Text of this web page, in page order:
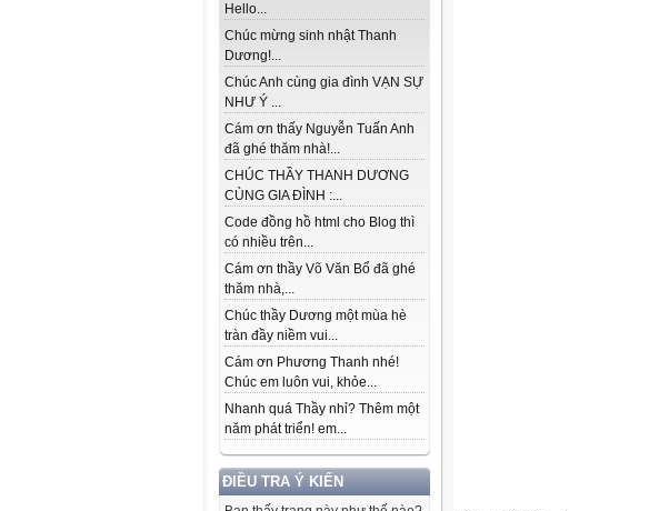
Hello...
Chúc mừng sinh nhật Thanh
Dương!...
Chúc Anh cùng gia đình VẠN SỰ
NHƯ Ý ...
Cám ơn thấy Nguyễn Tuấn Anh
đã ghé thăm nhà!...
CHÚC THẦY THANH DƯƠNG
CÙNG GIA ĐÌNH :...
Code đồng hồ html cho Blog thì
có nhiều trên...
Cám ơn thầy Võ Văn Bổ đã ghé
thăm nhà,...
Chúc thầy Dương một mùa hè
tràn đầy niềm vui...
Cám ơn Phương Thanh nhé!
Chúc em luôn vui, khỏe...
Nhanh quá Thầy nhỉ? Thêm một
năm phát triển! em...
ĐIỀU TRA Ý KIẾN